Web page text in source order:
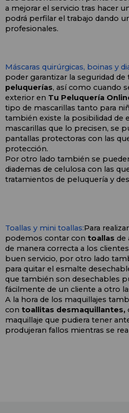
a mejorar el servicio tras hacer
podrá perfilar el trabajo dando
profesionales.
Máscaras quirúrgicas, boinas y
poder garantizar la seguridad de
peluquerías, así como cuando
exterior en Tu Peluquería
tipo de mascarillas tanto para
también existe la posibilidad de
mascarillas que lo precisen, se
pantallas protectoras con las
protección.
Por otro lado también se
diademas de celulosa con las
tratamientos de peluquería y
Toallas y mini toallas:Para
podemos contar con toallas de
de manera correcta a los
buen servicio, por otro lado
para quitar el esmalte
que también son desechables
fácilmente de un cliente a otro
A la hora de los maquillajes
con toallitas desmaquillantes,
maquillaje que pudiera tener
produjeran fallos mientras se